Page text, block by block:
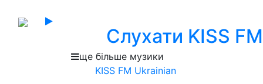
Слухати KISS FM
ще більше музики
KISS FM Ukrainian